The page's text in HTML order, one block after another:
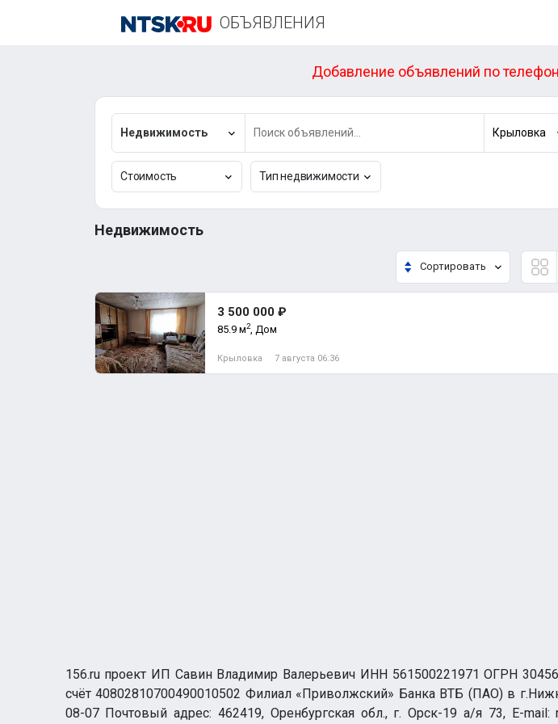
ОБЪЯВЛЕНИЯ
Добавление объявлений по
Недвижимость Крыловка
Стоимость Тип недвижимости
Недвижимость
Сортировать
3 500 000 ₽
85.9 м2, Дом
Крыловка 7 августа 06:36
156.ru проект ИП Савин Владимир Валерьевич ИНН 561500221971 ОГРН
счёт 40802810700490010502 Филиал «Приволжский» Банка ВТБ (ПАО) в
08-07 Почтовый адрес: 462419, Оренбургская обл., г. Орск-19 а/я 73, E-